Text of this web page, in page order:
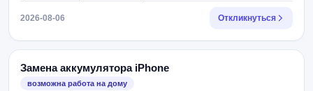
2026-08-06 Откликнуться
Замена аккумулятора iPhone
возможна работа на дому